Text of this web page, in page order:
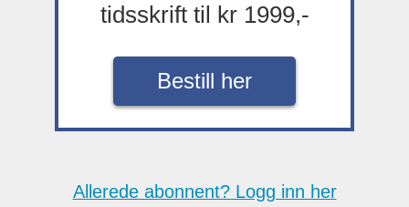
tidsskrift til kr 1999,-
Bestill her
Allerede abonnent? Logg inn her